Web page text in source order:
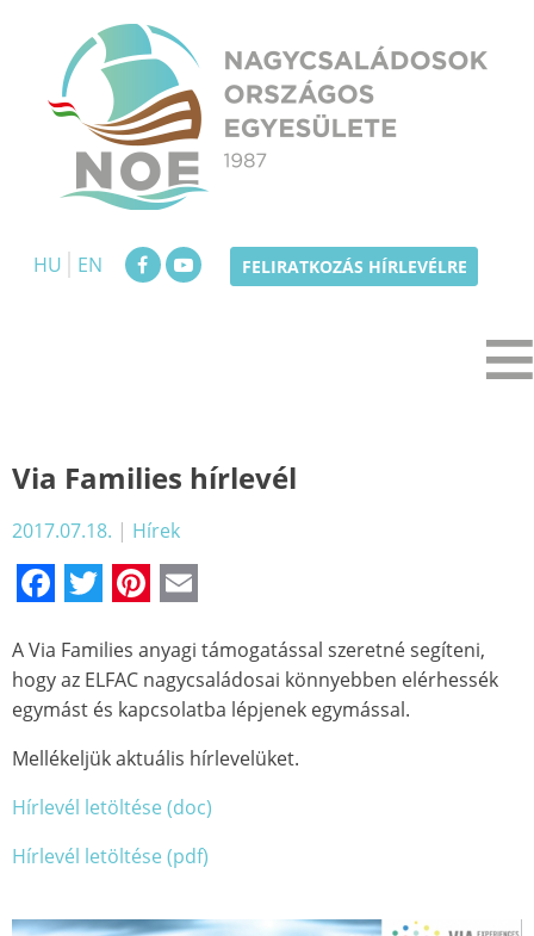
content
HU
EN FELIRATKOZÁS HÍRLEVÉLRE
Via Families hírlevél
2017.07.18. | Hírek
Facebook
TwitterPinterest
A Via Families anyagi támogatással szeretné segíteni,
hogy az ELFAC nagycsaládosai könnyebben elérhessék
egymást és kapcsolatba lépjenek egymással.
Mellékeljük aktuális hírlevelüket.
Hírlevél letöltése (doc)
Hírlevél letöltése (pdf)